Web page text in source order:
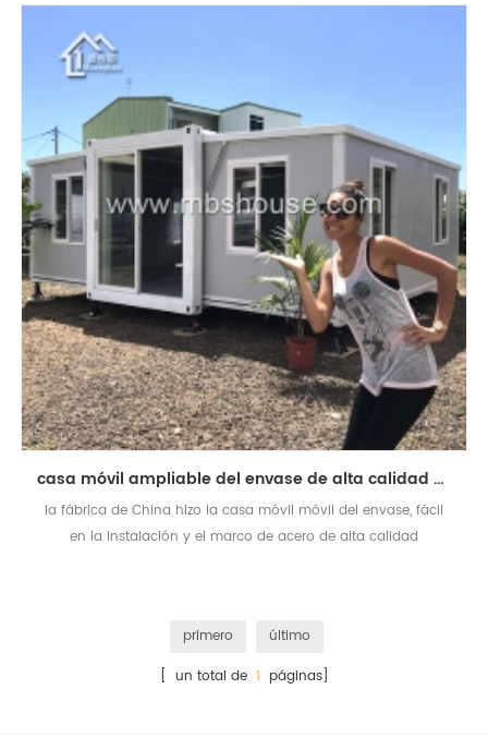
casa móvil ampliable del envase de alta calidad hecha en China
la fábrica de China hizo la casa móvil móvil del envase, fácil
en la instalación y el marco de acero de alta calidad
primero
último
[ un total de 1 páginas]